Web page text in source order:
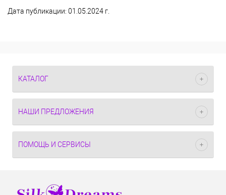
Дата публикации: 01.05.2024 г.
КАТАЛОГ
НАШИ ПРЕДЛОЖЕНИЯ
ПОМОЩЬ И СЕРВИСЫ